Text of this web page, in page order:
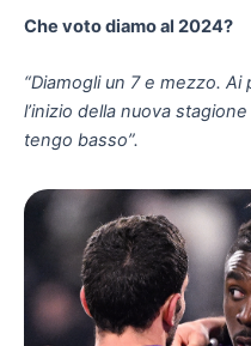
Che voto diamo al 2024?
“Diamogli un 7 e mezzo. Ai
l’inizio della nuova
tengo basso”.